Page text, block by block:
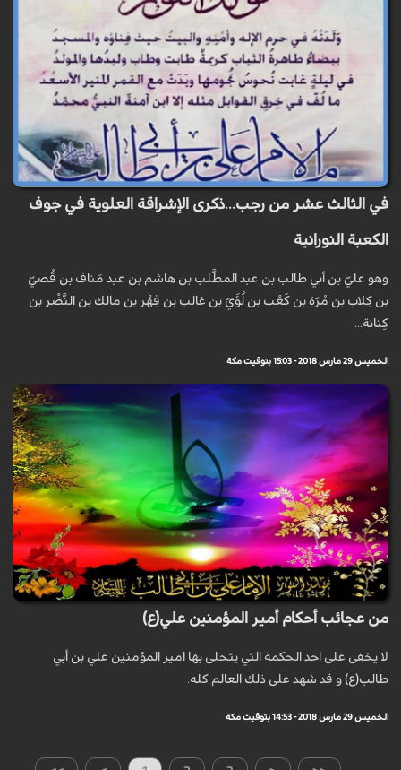
في الثالث عشر من رجب...ذكرى الإشراقة العلوية في جوف
الكعبة النورانية
وهو عليّ بن أبي طالب بن عبد المطَّلب بن هاشم بن عبد مَناف بن قُصَيّ
بن كِلاب بن مُرّة بن كَعْب بن لُؤَيّ بن غالب بن فِهْر بن مالك بن النَّضْر بن
كِنانة...
الخميس 29 مارس 2018 - 15:03 بتوقيت مكة
من عجائب أحكام أمير المؤمنين علي(ع)
لا يخفى على احد الحكمة التي يتحلى بها امير المؤمنين علي بن أبي
طالب(ع) و قد شهد على ذلك العالم كله.
الخميس 29 مارس 2018 - 14:53 بتوقيت مكة